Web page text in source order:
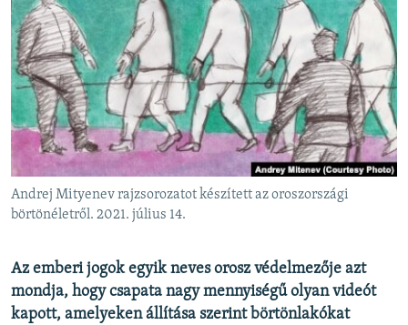
A PÉNZ NYOMÁBAN
EURÓPAI UNIÓ
VILÁG
KLÍMAVÁLTOZÁS
A MÚLT TANULSÁGAI
KÖVESSEN MINKET!
Valamennyi RFE/RL weboldal
Andrej Mityenev rajzsorozatot készített az oroszországi
börtönéletről. 2021. július 14.
Az emberi jogok egyik neves orosz védelmezője azt
mondja, hogy csapata nagy mennyiségű olyan videót
kapott, amelyeken állítása szerint börtönlakókat